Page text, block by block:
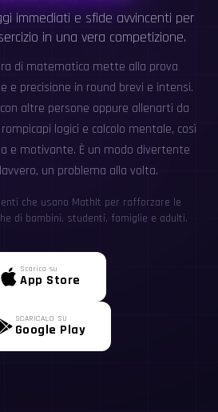
immediati e sfide avvincenti per
in una vera competizione.
di matematica mette alla prova
e precisione in round brevi e intensi.
altre persone oppure allenarti da
logici e calcolo mentale, così
e motivante. È un modo divertente
un problema alla volta.
che usano MathIt per rafforzare le
di bambini, studenti, famiglie e adulti.
Scarica su
App Store
SCARICALO SU
Google Play